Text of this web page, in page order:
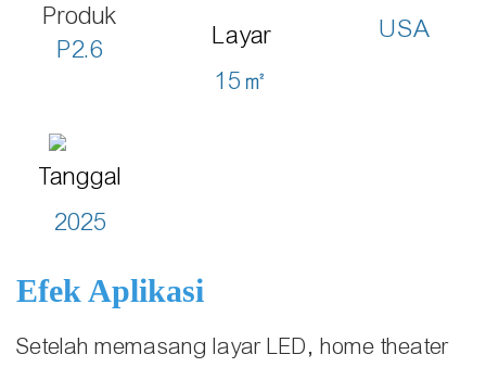
Produk
P2.6
Layar
15㎡
USA
Tanggal
2025
Efek Aplikasi
Setelah memasang layar LED, home theater